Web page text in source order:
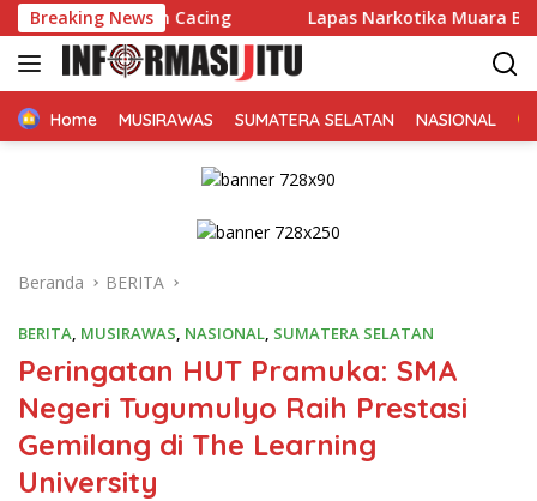
Langsung
ke
konten
Breaking News
dan Cacing Lapas Narkotika Muara Beliti dan
Home MUSIRAWAS SUMATERA SELATAN NASIONAL
Beranda BERITA
BERITA MUSIRAWAS NASIONAL SUMATERA SELATAN
Peringatan HUT Pramuka: SMA
Negeri Tugumulyo Raih Prestasi
Gemilang di The Learning
University